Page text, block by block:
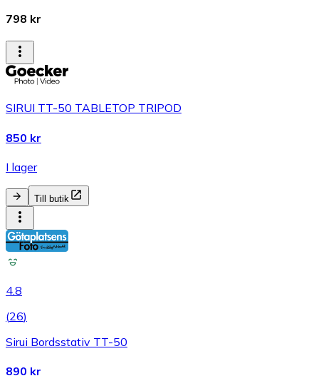
798 kr
SIRUI TT-50 TABLETOP TRIPOD
850 kr
I lager
Till butik
4.8
(26)
Sirui Bordsstativ TT-50
890 kr